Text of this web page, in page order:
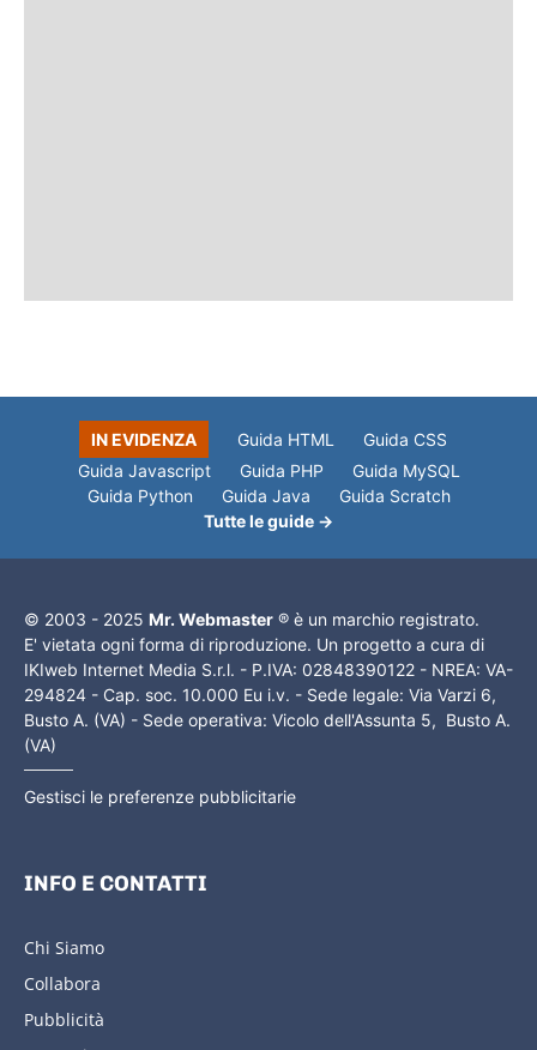
IN EVIDENZA Guida HTML
Guida CSS
Guida Javascript
Guida PHP
Guida MySQL
Guida Python
Guida Java
Guida Scratch
Tutte le guide →
© 2003 - 2025 Mr. Webmaster ® è un marchio registrato.
E' vietata ogni forma di riproduzione. Un progetto a cura di
IKIweb Internet Media S.r.l. - P.IVA: 02848390122 - NREA: VA-
294824 - Cap. soc. 10.000 Eu i.v. - Sede legale: Via Varzi 6,
Busto A. (VA) - Sede operativa: Vicolo dell'Assunta 5, Busto A.
(VA)
Gestisci le preferenze pubblicitarie
INFO E CONTATTI
Chi Siamo
Collabora
Pubblicità